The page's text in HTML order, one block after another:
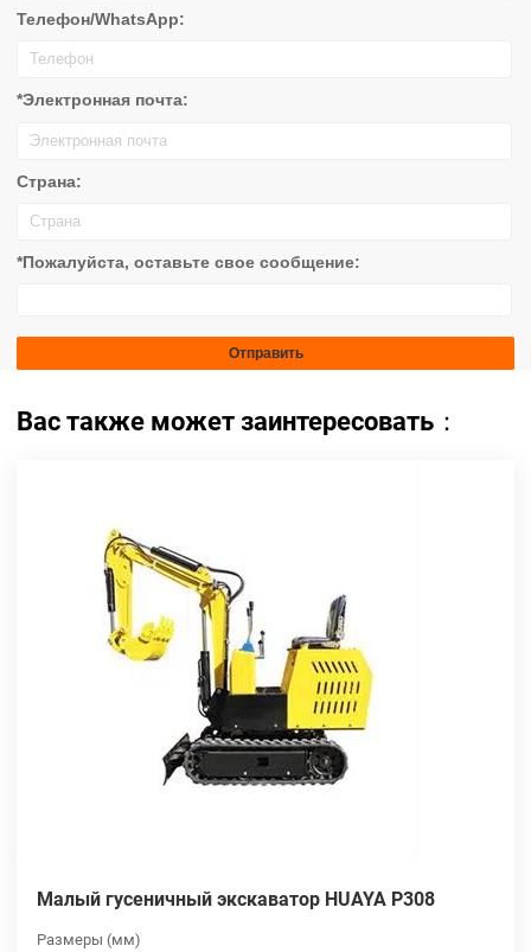
Телефон/WhatsApp:
*Электронная почта:
Страна:
*Пожалуйста, оставьте свое сообщение:
Вас также может заинтересовать：
Малый гусеничный экскаватор HUAYA P308
Размеры (мм)